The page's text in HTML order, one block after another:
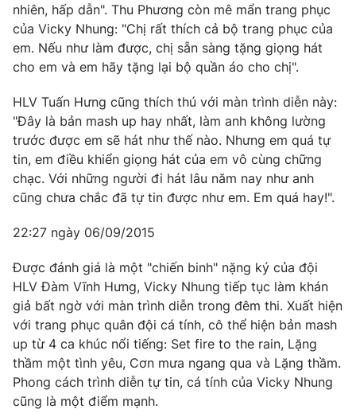
nhiên, hấp dẫn". Thu Phương còn mê mẩn trang phục
của Vicky Nhung: "Chị rất thích cả bộ trang phục của
em. Nếu như làm được, chị sẵn sàng tặng giọng hát
cho em và em hãy tặng lại bộ quần áo cho chị".
HLV Tuấn Hưng cũng thích thú với màn trình diễn này:
"Đây là bản mash up hay nhất, làm anh không lường
trước được em sẽ hát như thế nào. Nhưng em quá tự
tin, em điều khiển giọng hát của em vô cùng chững
chạc. Với những người đi hát lâu năm nay như anh
cũng chưa chắc đã tự tin được như em. Em quá hay!".
22:27 ngày 06/09/2015
Được đánh giá là một "chiến binh" nặng ký của đội
HLV Đàm Vĩnh Hưng, Vicky Nhung tiếp tục làm khán
giả bất ngờ với màn trình diễn trong đêm thi. Xuất hiện
với trang phục quân đội cá tính, cô thể hiện bản mash
up từ 4 ca khúc nổi tiếng: Set fire to the rain, Lặng
thầm một tình yêu, Cơn mưa ngang qua và Lặng thầm.
Phong cách trình diễn tự tin, cá tính của Vicky Nhung
cũng là một điểm mạnh.